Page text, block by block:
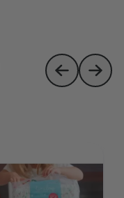
Skip toSkip